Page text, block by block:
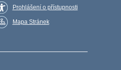
Prohlášení o přístupnosti
Mapa Stránek